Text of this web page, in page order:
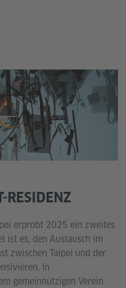
RESIDENZ
erprobt 2025 ein zweites
ist es, den Austausch im
zwischen Taipei und der
In
gemeinnützigen Verein